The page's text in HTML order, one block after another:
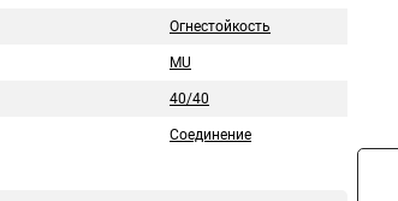
Огнестойкость
MU
40/40
Соединение